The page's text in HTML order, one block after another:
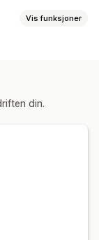
Vis funksjoner
din.